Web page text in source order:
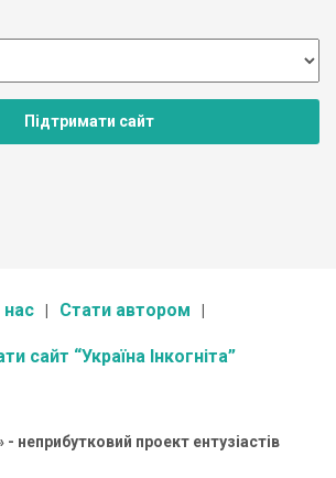
Підтримати сайт
Стати автором
сайт “Україна Інкогніта”
- неприбутковий проект ентузіастів